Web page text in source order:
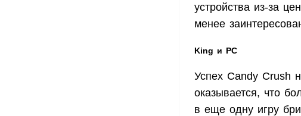
устройства из-за
менее
King и PC
Успех Candy Crush
оказывается, что
в еще одну игру